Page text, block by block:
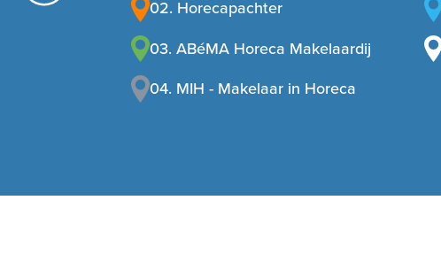
02. Horecapachter
03. ABéMA Horeca Makelaardij
04. MIH - Makelaar in Horeca